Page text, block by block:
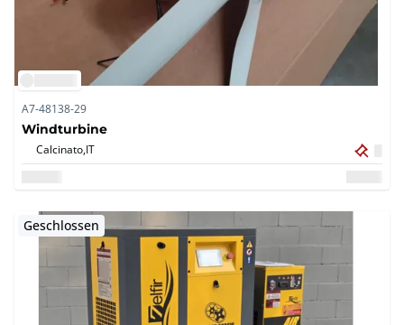
A7-48138-29
Windturbine
Calcinato,IT
Geschlossen